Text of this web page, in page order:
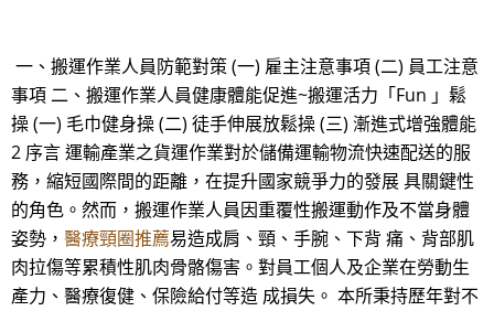
一、搬運作業人員防範對策 (一) 雇主注意事項 (二) 員工注意
事項 二、搬運作業人員健康體能促進~搬運活力「Fun 」鬆
操 (一) 毛巾健身操 (二) 徒手伸展放鬆操 (三) 漸進式增強體能
2 序言 運輸產業之貨運作業對於儲備運輸物流快速配送的服
務，縮短國際間的距離，在提升國家競爭力的發展 具關鍵性
的角色。然而，搬運作業人員因重覆性搬運動作及不當身體
姿勢， 醫療頸圈推薦易造成肩、頸、手腕、下背 痛、背部肌
肉拉傷等累積性肌肉骨骼傷害。對員工個人及企業在勞動生
產力、醫療復健、保險給付等造 成損失。 本所秉持歷年對不